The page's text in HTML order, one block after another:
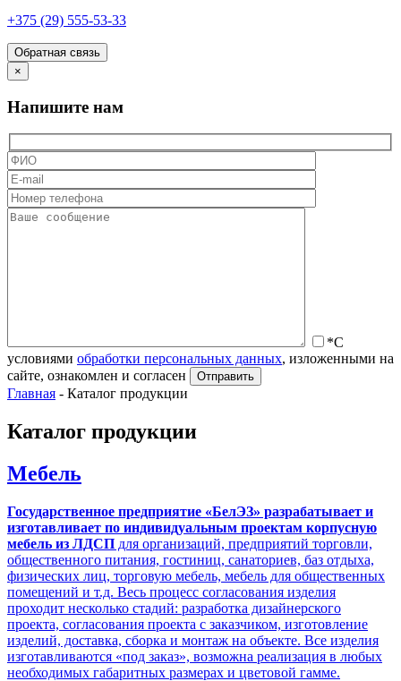
+375 (29) 555-53-33
Обратная связь
×
Напишите нам
*С
условиями обработки персональных данных, изложенными на
сайте, ознакомлен и согласен
Главная - Каталог продукции
Каталог продукции
Мебель
Государственное предприятие «БелЭЗ» разрабатывает и
изготавливает по индивидуальным проектам корпусную
мебель из ЛДСП для организаций, предприятий торговли,
общественного питания, гостиниц, санаториев, баз отдыха,
физических лиц, торговую мебель, мебель для общественных
помещений и т.д. Весь процесс согласования изделия
проходит несколько стадий: разработка дизайнерского
проекта, согласования проекта с заказчиком, изготовление
изделий, доставка, сборка и монтаж на объекте. Все изделия
изготавливаются «под заказ», возможна реализация в любых
необходимых габаритных размерах и цветовой гамме.